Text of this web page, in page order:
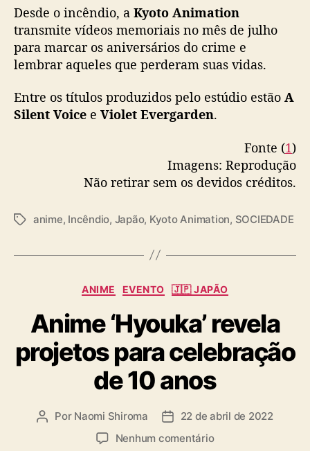
e
m
2
0
1
c
ç
a
r
e
z
e
b
o
Desde o incêndio, a Kyoto Animation
transmite vídeos memoriais no mês de julho
para marcar os aniversários do crime e
lembrar aqueles que perderam suas vidas.
Entre os títulos produzidos pelo estúdio estão A
Silent Voice e Violet Evergarden.
Fonte (1)
Imagens: Reprodução
Não retirar sem os devidos créditos.
T
anime, Incêndio, Japão, Kyoto Animation, SOCIEDADE
C
t
e
g
o
r
ANIME EVENTO 🇯🇵 JAPÃO
Anime ‘Hyouka’ revela
projetos para celebração
de 10 anos
A Por Naomi Shiroma
D 22 de abril de 2022
Nenhum comentárioe